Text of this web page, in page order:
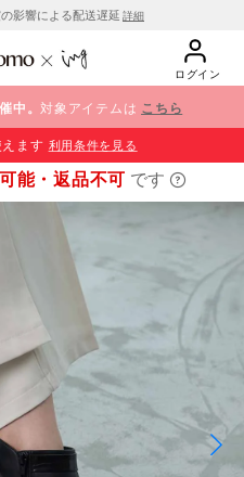
影響による配送遅延 詳細
ログイン
中。対象アイテムは こちら
ます 利用条件を見る
能・返品不可 です